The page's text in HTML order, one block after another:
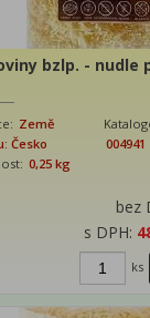
bzlp. - nudle
Země
Česko
004941
0,25 kg
bez
s DPH:
ks